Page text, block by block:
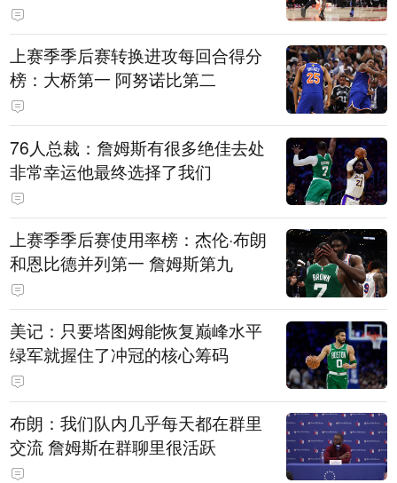
上赛季季后赛转换进攻每回合得分
榜：大桥第一 阿努诺比第二
76人总裁：詹姆斯有很多绝佳去处
非常幸运他最终选择了我们
上赛季季后赛使用率榜：杰伦·布朗
和恩比德并列第一 詹姆斯第九
美记：只要塔图姆能恢复巅峰水平
绿军就握住了冲冠的核心筹码
布朗：我们队内几乎每天都在群里
交流 詹姆斯在群聊里很活跃